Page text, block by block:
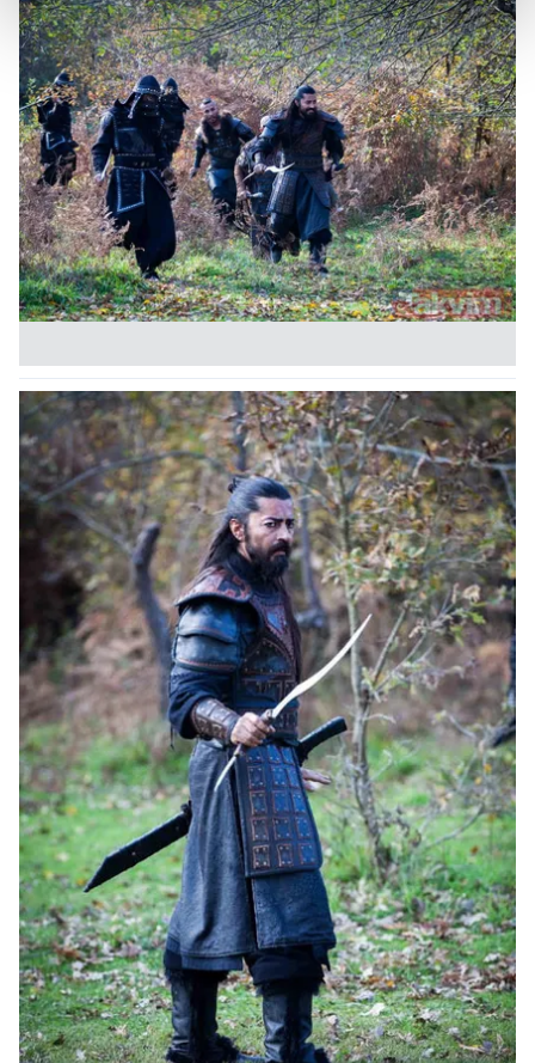
kalemimiz olduğunu sizlere hatırlatmak isteriz.
Her halükârda, kullanıcılar, bu çerezlere izin vermedikleri
takdirde, kullanıcılara hedefli reklamlar
gösterilmeyecektir."
Sizlere daha iyi bir hizmet sunabilmek için İnternet
Sitemizde kendimize ve üçüncü kişilere ait çerezler
kullanılmaktadır. Bu çerezler vasıtasıyla çeşitli kişisel
verileriniz işlenmekte olup gerekli olan çerezler bilgi
toplumu hizmetlerinin sunulması amacıyla
kullanılmaktadır. Diğer çerezler, sitemizin daha işlevsel
reklam/pazarlama faaliyetlerinin yapılması, amaçlarıyla
sınırlı olarak açık rızanız dahilinde kullanılacaktır.
Çerezlere ilişkin tercihlerinizi aşağıda yer alan panel
vasıtasıyla belirleyebilirsiniz. Çerezlere ilişkin detaylı bilgi
için Ayarlar butonuna tıklayabilir,Çerez Bilgilendirme
Metnimiziziyaret edebilirsiniz.
6698 sayılı Kişisel Verilerin Korunması Kanunu uyarınca
hazırlanmış Aydınlatma Metnimizi okumak ve sitemizde
ilgili mevzuata uygun olarak kullanılan çerezlerle ilgili bilgi
almak için lütfen tıklayınız.